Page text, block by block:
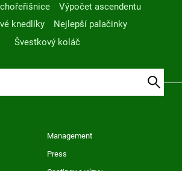
Výpočet ascendentu
knedlíky
Nejlepší palačinky
Švestkový koláč
Management
Press